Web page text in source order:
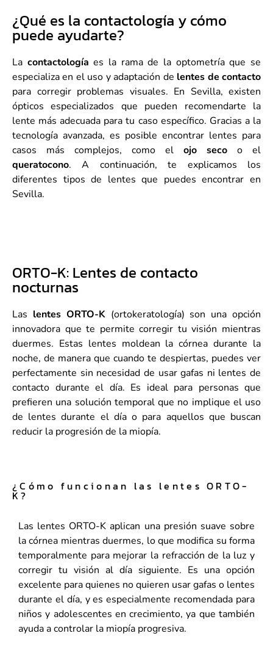
¿Qué es la contactología y cómo
puede ayudarte?
La contactología es la rama de la optometría que se
especializa en el uso y adaptación de lentes de contacto
para corregir problemas visuales. En Sevilla, existen
ópticos especializados que pueden recomendarte la
lente más adecuada para tu caso específico. Gracias a la
tecnología avanzada, es posible encontrar lentes para
casos más complejos, como el ojo seco o el
queratocono. A continuación, te explicamos los
diferentes tipos de lentes que puedes encontrar en
Sevilla.
ORTO-K: Lentes de contacto
nocturnas
Las lentes ORTO-K (ortokeratología) son una opción
innovadora que te permite corregir tu visión mientras
duermes. Estas lentes moldean la córnea durante la
noche, de manera que cuando te despiertas, puedes ver
perfectamente sin necesidad de usar gafas ni lentes de
contacto durante el día. Es ideal para personas que
prefieren una solución temporal que no implique el uso
de lentes durante el día o para aquellos que buscan
reducir la progresión de la miopía.
¿Cómo funcionan las lentes ORTO-
K?
Las lentes ORTO-K aplican una presión suave sobre
la córnea mientras duermes, lo que modifica su forma
temporalmente para mejorar la refracción de la luz y
corregir tu visión al día siguiente. Es una opción
excelente para quienes no quieren usar gafas o lentes
durante el día, y es especialmente recomendada para
niños y adolescentes en crecimiento, ya que también
ayuda a controlar la miopía progresiva.